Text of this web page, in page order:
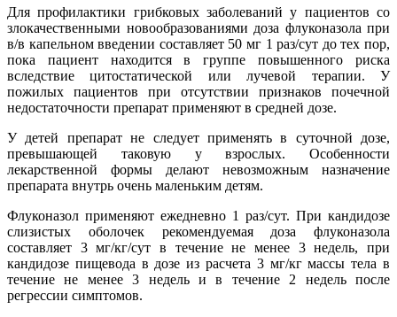
Для профилактики грибковых заболеваний у пациентов со
злокачественными новообразованиями доза флуконазола при
в/в капельном введении составляет 50 мг 1 раз/сут до тех пор,
пока пациент находится в группе повышенного риска
вследствие цитостатической или лучевой терапии. У
пожилых пациентов при отсутствии признаков почечной
недостаточности препарат применяют в средней дозе.
У детей препарат не следует применять в суточной дозе,
превышающей таковую у взрослых. Особенности
лекарственной формы делают невозможным назначение
препарата внутрь очень маленьким детям.
Флуконазол применяют ежедневно 1 раз/сут. При кандидозе
слизистых оболочек рекомендуемая доза флуконазола
составляет 3 мг/кг/сут в течение не менее 3 недель, при
кандидозе пищевода в дозе из расчета 3 мг/кг массы тела в
течение не менее 3 недель и в течение 2 недель после
регрессии симптомов.